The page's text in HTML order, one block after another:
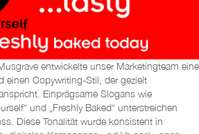
entwickelte unser Marketingteam eine
einen Copywriting-Stil, der gezielt
Einprägsame Slogans wie
und „Freshly Baked“ unterstreichen
Diese Tonalität wurde konsistent in